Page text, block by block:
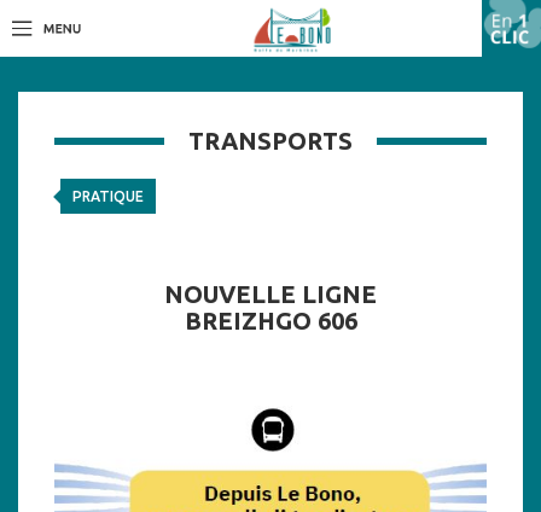
TRANSPORTS
PRATIQUE
NOUVELLE LIGNE
BREIZHGO 606